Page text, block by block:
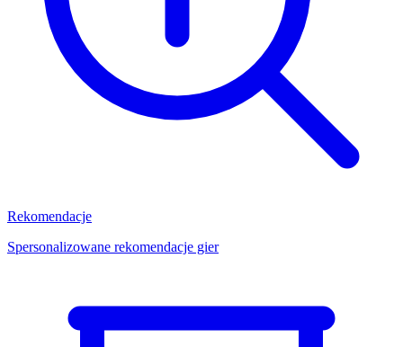
Rekomendacje
Spersonalizowane rekomendacje gier